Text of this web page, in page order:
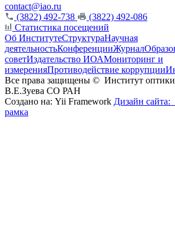
contact@iao.ru
(3822) 492-738
(3822) 492-086
Статистика посещений
Об ИнститутеСтруктураНаучная
деятельностьКонференцииЖурнал
советИздательство ИОАМониторинг и
измеренияПротиводействие коррупции
Все права защищены © Институт
В.Е.Зуева СО РАН
Создано на: Yii Framework Дизайн сайта:
рамка